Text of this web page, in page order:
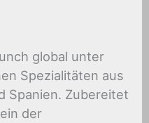
global unter
Spezialitäten aus
Spanien. Zubereitet
der